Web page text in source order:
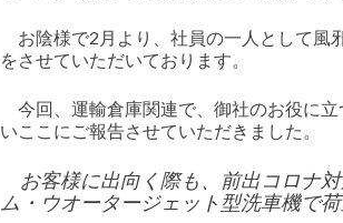
お陰様で2月より、社員の一人として風
をさせていただいております。
今回、運輸倉庫関連で、御社のお役に
いここにご報告させていただきました。
お客様に出向く際も、前出コロナ
ム・ウオータージェット型洗車機で